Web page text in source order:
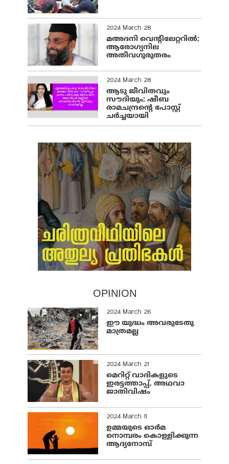
2024 March 28
മഅദനി വെന്റിലേറ്ററിൽ;
ആരോഗ്യനില
അതീവഗുരുതരം
2024 March 28
ആടു ജീവിതവും
സൗദിയും; ഷീബ
രാമചന്ദ്രന്റെ പോസ്റ്റ്
ചര്‍ച്ചയായി
OPINION
2024 March 26
ഈ യുദ്ധം അവരുടേതു
മാത്രമല്ല
2024 March 21
മെറിറ്റ് വാദികളുടെ
ഇരട്ടത്താപ്പ്, അഥവാ
ജാതിവിഷം
2024 March 11
ഉമ്മയുടെ ഓർമ
നൊമ്പരം കൊള്ളിക്കുന്ന
ആദ്യനോമ്പ്